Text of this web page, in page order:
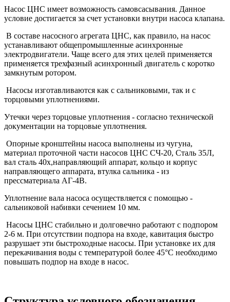
Насос ЦНС имеет возможность самовсасывания. Данное
условие достигается за счет установки внутри насоса клапана.
В составе насосного агрегата ЦНС, как правило, на насос
устанавливают общепромышленные асинхронные
электродвигатели. Чаще всего для этих целей применяется
применяется трехфазный асинхронный двигатель с коротко
замкнутым ротором.
Насосы изготавливаются как с сальниковыми, так и с
торцовыми уплотнениями.
Утечки через торцовые уплотнения - согласно технической
документации на торцовые уплотнения.
Опорные кронштейны насоса выполнены из чугуна,
материал проточной части насосов ЦНС СЧ-20, Сталь 35Л,
вал сталь 40х,направляющий аппарат, кольцо и корпус
направляющего аппарата, втулка сальника - из
прессматериала АГ-4В.
Уплотнение вала насоса осуществляется с помощью -
сальниковой набивки сечением 10 мм.
Насосы ЦНС стабильно и долговечно работают с подпором
2-6 м. При отсутствии подпора на входе, кавитация быстро
разрушает эти быстроходные насосы. При установке их для
перекачивания воды с температурой более 45°С необходимо
повышать подпор на входе в насос.